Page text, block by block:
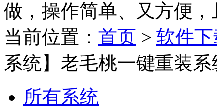
做，操作简单、又方便
当前位置： 首页 > 软件
系统】老毛桃一键重装
所有系统